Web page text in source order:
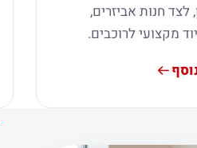
לצד חנות אביזרים,
מקצועי לרוכבים.